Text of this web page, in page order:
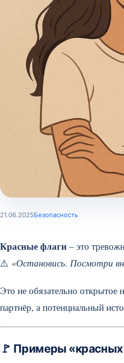
21.06.2025Безопасность
Красные флаги – это
⚠️ «Остановись. Посмотри
Это не обязательно открытое
партнёр, а потенциальный
🚩 Примеры